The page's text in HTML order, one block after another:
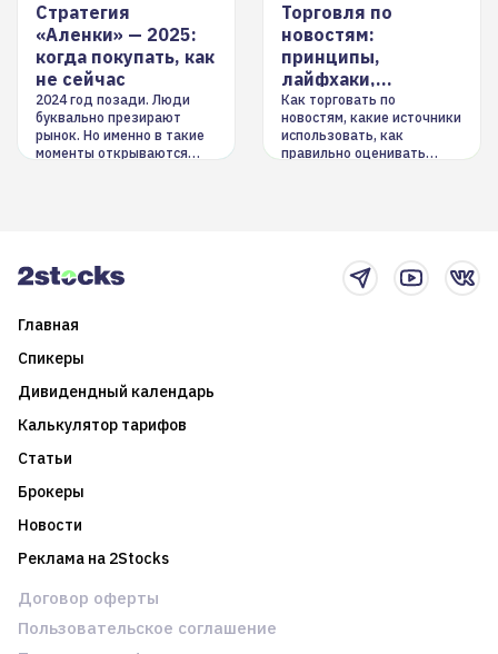
Стратегия
«Аленки» — 2025:
когда покупать, как
не сейчас
2024 год позади. Люди
буквально презирают
рынок. Но именно в такие
моменты открываются
Торговля по
новостям:
принципы,
лайфхаки,
инструменты
Как торговать по
новостям, какие источники
использовать, как
правильно оценивать
Главная
Спикеры
Дивидендный календарь
Калькулятор тарифов
Статьи
Брокеры
Новости
Реклама на 2Stocks
Договор оферты
Пользовательское соглашение